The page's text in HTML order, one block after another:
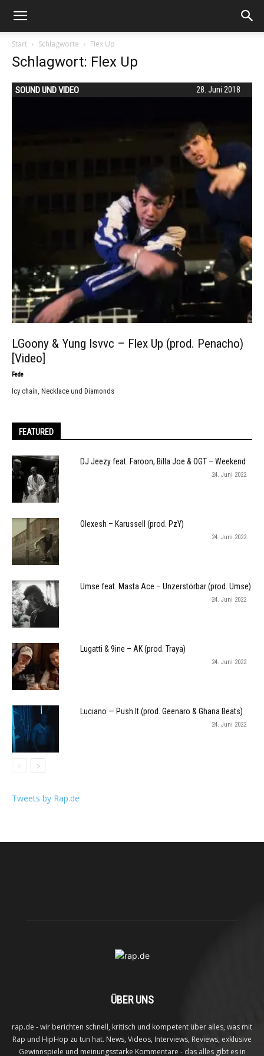
Start Schlagworte Flex Up
Schlagwort: Flex Up
28. Juni 2018
SOUND UND VIDEO
LGoony & Yung Isvvc – Flex Up (prod. Penacho)
[Video]
Fede -
Icy chain, Necklace und Diamonds
FEATURED
DJ Jeezy feat. Faroon, Billa Joe & OGT – Weekend
24. Juni 2022
Olexesh – Karussell (prod. PzY)
24. Juni 2022
Umse feat. Masta Ace – Unzerstörbar (prod. Umse)
24. Juni 2022
Lugatti & 9ine – AK (prod. Traya)
24. Juni 2022
Luciano — Push It (prod. Geenaro & Ghana Beats)
24. Juni 2022
Tweets by Rap.de
ÜBER UNS
rap.de - wir berichten schnell, kritisch und kompetent über alles, was mit
Rap und HipHop zu tun hat. News, Videos, Interviews, Reviews, exklusive
Gewinnspiele und meinungsstarke Kommentare - das alles gibt es in